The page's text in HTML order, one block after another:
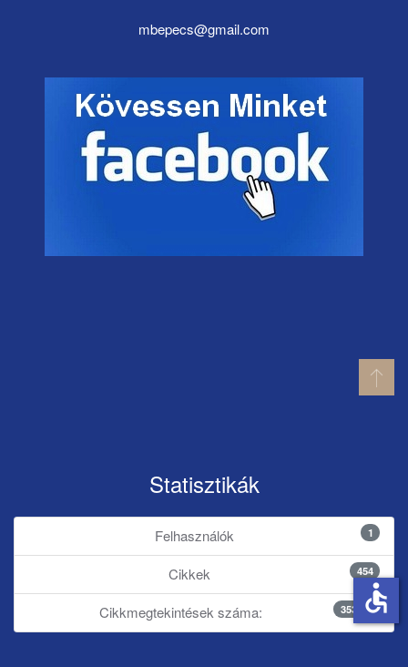
mbepecs@gmail.com
Statisztikák
Felhasználók 1
Cikkek 454
Cikkmegtekintések száma: 353773accessible